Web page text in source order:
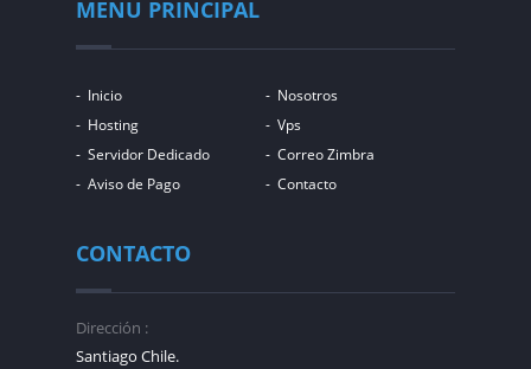
MENU PRINCIPAL
Inicio
Nosotros
Hosting
Vps
Servidor Dedicado
Correo Zimbra
Aviso de Pago
Contacto
CONTACTO
Dirección :
Santiago Chile.